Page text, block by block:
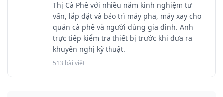
Thị Cà Phê với nhiều năm kinh nghiệm tư
vấn, lắp đặt và bảo trì máy pha, máy xay cho
quán cà phê và người dùng gia đình. Anh
trực tiếp kiểm tra thiết bị trước khi đưa ra
khuyến nghị kỹ thuật.
513 bài viết